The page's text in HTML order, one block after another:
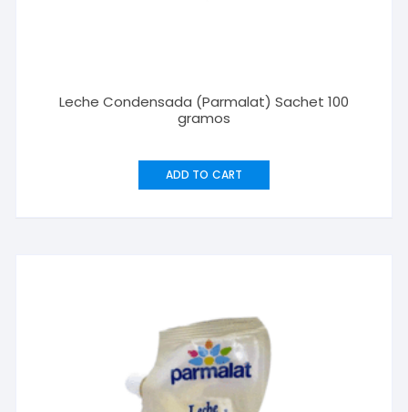
Leche Condensada (Parmalat) Sachet 100
gramos
ADD TO CART